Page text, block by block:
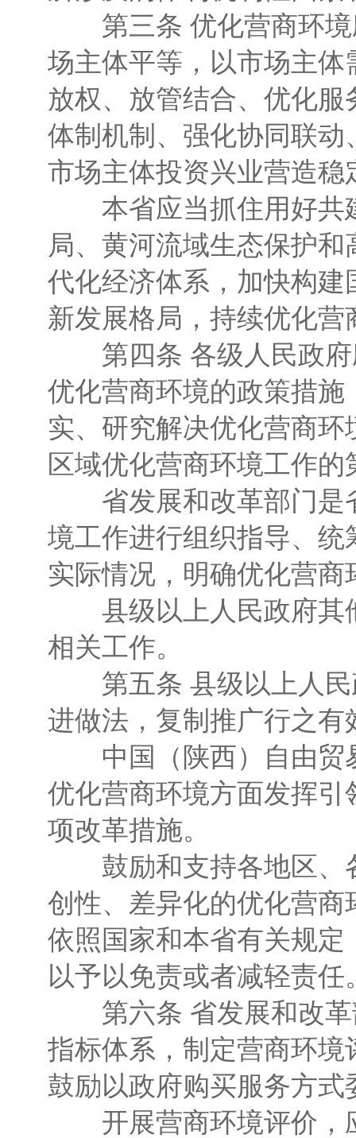
第三条 优化营商环境
场主体平等，以市场主
放权、放管结合、优化
体制机制、强化协同联
市场主体投资兴业营造
本省应当抓住用好共建
局、黄河流域生态保护
代化经济体系，加快构
新发展格局，持续优化
第四条 各级人民政府
优化营商环境的政策措
实、研究解决优化营商
区域优化营商环境工作的
省发展和改革部门是
境工作进行组织指导、
实际情况，明确优化营
县级以上人民政府其
相关工作。
第五条 县级以上人民
进做法，复制推广行之有
中国（陕西）自由贸
优化营商环境方面发挥
项改革措施。
鼓励和支持各地区、
创性、差异化的优化营
依照国家和本省有关规
以予以免责或者减轻责任
第六条 省发展和改革
指标体系，制定营商环
鼓励以政府购买服务方
开展营商环境评价，